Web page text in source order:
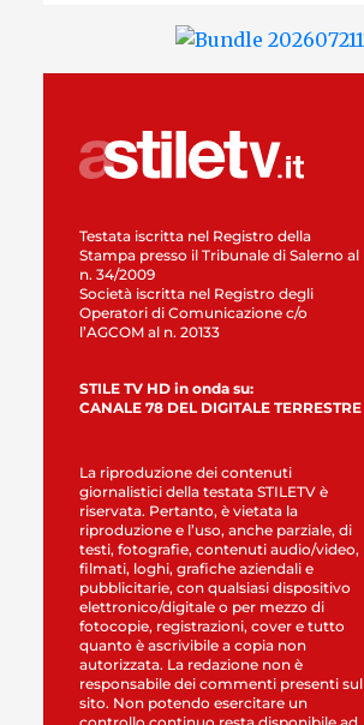
Testata iscritta nel Registro della
Stampa presso il Tribunale di Salerno al
n. 34/2009
Società iscritta nel Registro degli
Operatori di Comunicazione c/o
l’AGCOM al n. 20133
STILE TV HD in onda su:
CANALE 78 DEL DIGITALE TERRESTRE
La riproduzione dei contenuti
giornalistici della testata STILETV è
riservata. Pertanto, è vietata la
riproduzione e l’uso, anche parziale, di
testi, fotografie, contenuti audio/video,
filmati, loghi, grafiche aziendali e
pubblicitarie, con qualsiasi dispositivo
elettronico/digitale o per mezzo di
fotocopie, registrazioni, cover e tutto
quanto è ascrivibile a copia non
autorizzata. La redazione non è
responsabile dei commenti presenti sul
sito. Non potendo esercitare un